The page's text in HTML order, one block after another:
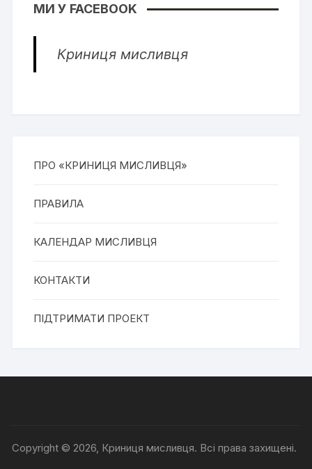
МИ У FACEBOOK
Криниця мисливця
ПРО «КРИНИЦЯ МИСЛИВЦЯ»
ПРАВИЛА
КАЛЕНДАР МИСЛИВЦЯ
КОНТАКТИ
ПІДТРИМАТИ ПРОЕКТ
Copyright © 2026, Криниця мисливця. Всі права захищені.